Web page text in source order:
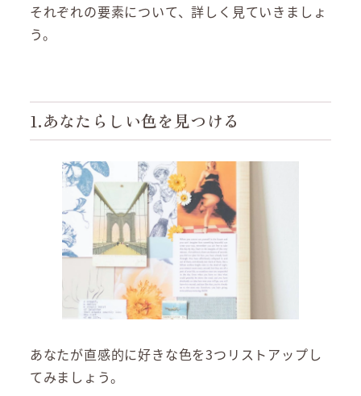
それぞれの要素について、詳しく見ていきましょ
う。
1.あなたらしい色を見つける
あなたが直感的に好きな色を3つリストアップし
てみましょう。